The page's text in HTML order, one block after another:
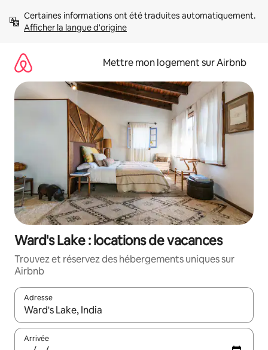
directement
Afficher la langue d'origine
Mettre mon logement sur Airbnb
Ward's Lake : locations de vacances
Trouvez et réservez des hébergements uniques sur
Airbnb
Adresse
Lorsque les résultats s'affichent, utilisez les flèches vers le
Arrivée